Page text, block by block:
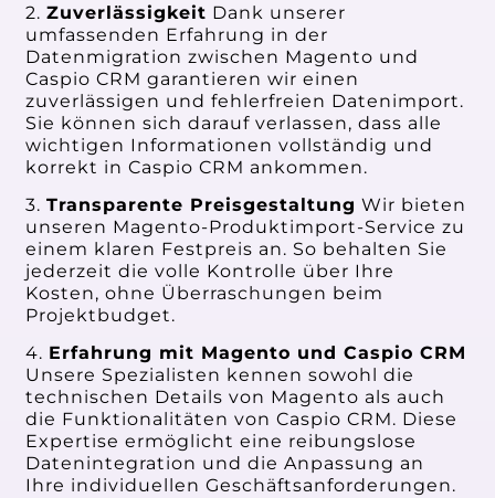
2.Zuverlässigkeit Dank unserer
umfassenden Erfahrung in der
Datenmigration zwischen Magento und
Caspio CRM garantieren wir einen
zuverlässigen und fehlerfreien Datenimport.
Sie können sich darauf verlassen, dass alle
wichtigen Informationen vollständig und
korrekt in Caspio CRM ankommen.
3.Transparente Preisgestaltung Wir bieten
unseren Magento-Produktimport-Service zu
einem klaren Festpreis an. So behalten Sie
jederzeit die volle Kontrolle über Ihre
Kosten, ohne Überraschungen beim
Projektbudget.
4. Erfahrung mit Magento und Caspio CRM
Unsere Spezialisten kennen sowohl die
technischen Details von Magento als auch
die Funktionalitäten von Caspio CRM. Diese
Expertise ermöglicht eine reibungslose
Datenintegration und die Anpassung an
Ihre individuellen Geschäftsanforderungen.